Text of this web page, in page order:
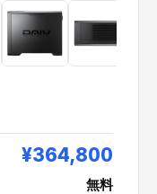
¥364,800
無料